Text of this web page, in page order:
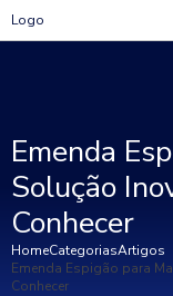
Logo
HomeCategoriasArtigos
Emenda Espigão para
Conhecer
Emenda
Solução
Conhecer